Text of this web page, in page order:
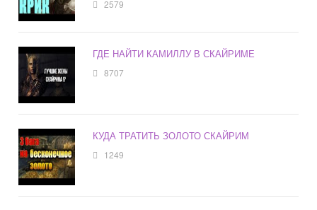
2579
ГДЕ НАЙТИ КАМИЛЛУ В СКАЙРИМЕ
8707
КУДА ТРАТИТЬ ЗОЛОТО СКАЙРИМ
1249